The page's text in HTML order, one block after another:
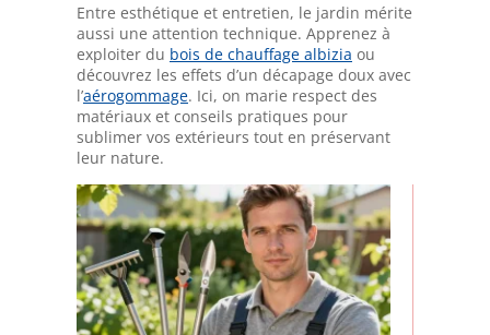
Entre esthétique et entretien, le jardin mérite
aussi une attention technique. Apprenez à
exploiter du bois de chauffage albizia ou
découvrez les effets d’un décapage doux avec
l’aérogommage. Ici, on marie respect des
matériaux et conseils pratiques pour
sublimer vos extérieurs tout en préservant
leur nature.